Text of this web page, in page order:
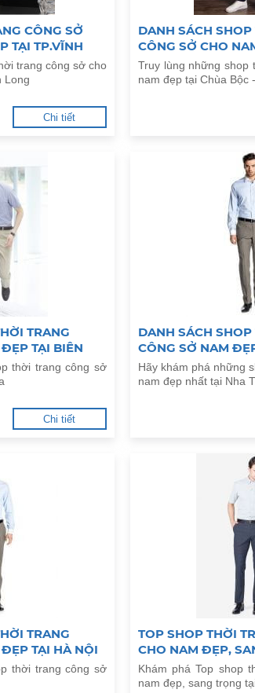
CÔNG SỞ
TẠI TP.VĨNH
trang công sở cho
Long
Chi tiết
DANH SÁCH
CÔNG SỞ CHO
BỘC - HÀ NỘI
Truy lùng những shop
nam đẹp tại Chùa Bộc
TRANG
TẠI BIÊN
thời trang công sở
Chi tiết
DANH SÁCH
CÔNG SỞ NAM
TRANG
Hãy khám phá những
nam đẹp nhất tại Nha
TRANG
TẠI HÀ NỘI
thời trang công sở
TOP SHOP THỜI
CHO NAM ĐẸP,
NẴNG
Khám phá Top shop
nam đẹp, sang trọng